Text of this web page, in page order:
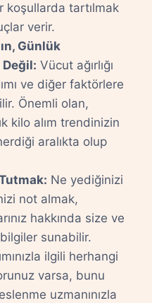
koşullarda tartılmak
verir.
Günlük
Vücut ağırlığı
ve diğer faktörlere
Önemli olan,
kilo alım trendinizin
aralıkta olup
Ne yediğinizi
not almak,
hakkında size ve
sunabilir.
ilgili herhangi
varsa, bunu
uzmanınızla